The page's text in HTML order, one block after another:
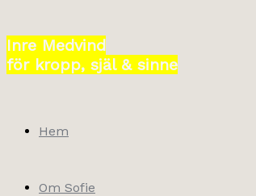
till
innehåll
Inre Medvind
för kropp, själ & sinne
Hem
Om Sofie